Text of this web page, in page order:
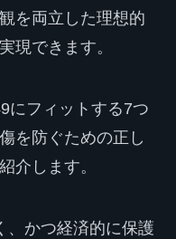
を両立した理想的
現できます。
にフィットする7つ
を防ぐための正し
介します。
、かつ経済的に保護